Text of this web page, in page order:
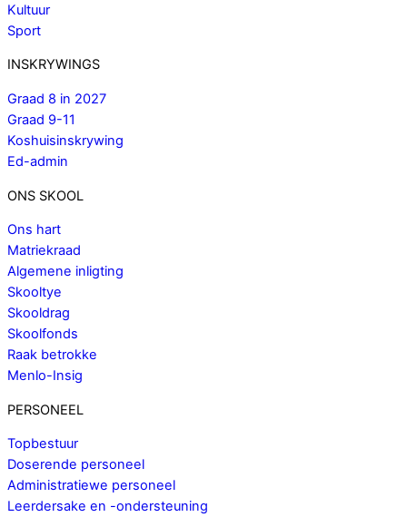
Kultuur
Sport
INSKRYWINGS
Graad 8 in 2027
Graad 9-11
Koshuisinskrywing
Ed-admin
ONS SKOOL
Ons hart
Matriekraad
Algemene inligting
Skooltye
Skooldrag
Skoolfonds
Raak betrokke
Menlo-Insig
PERSONEEL
Topbestuur
Doserende personeel
Administratiewe personeel
Leerdersake en -ondersteuning